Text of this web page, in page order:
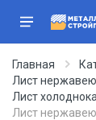
Главная
Лист
Лист
Лист